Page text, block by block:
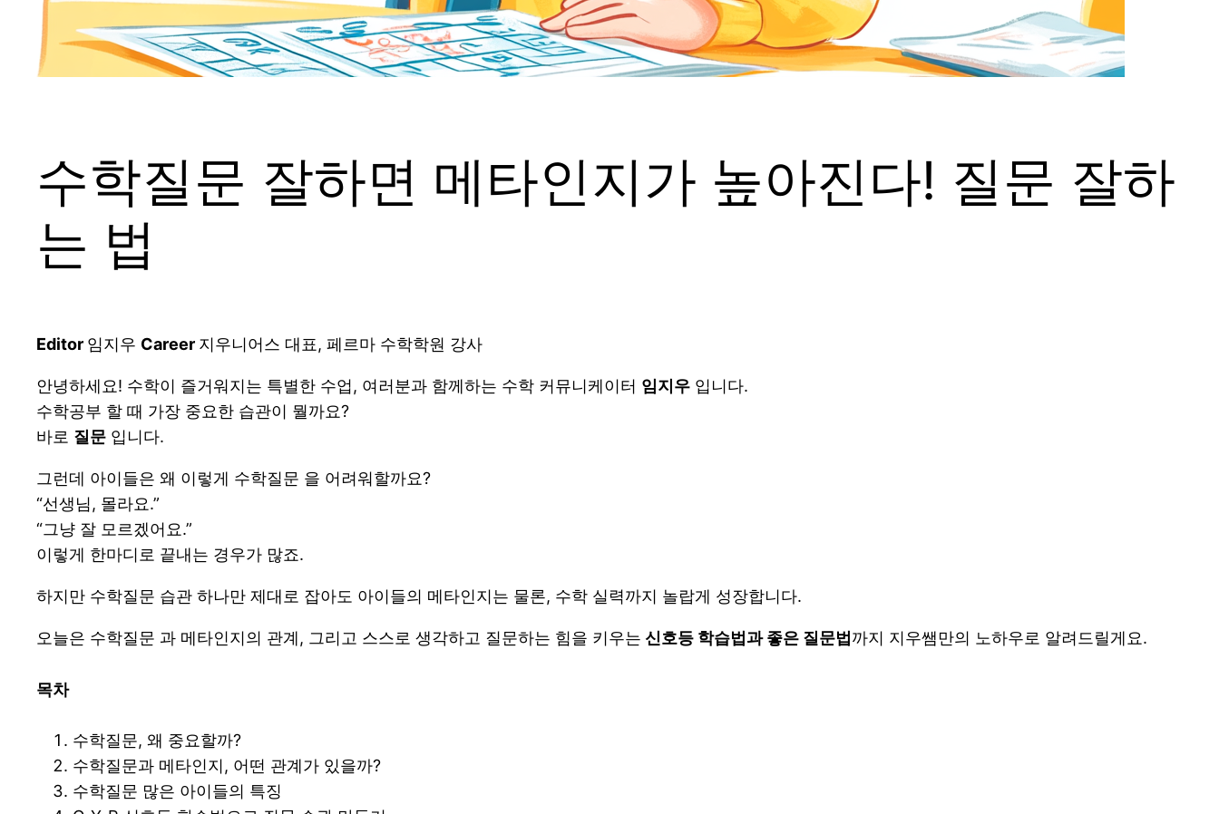
수학질문 잘하면 메타인지가 높아진다! 질문 잘하
는 법
Editor 임지우 Career 지우니어스 대표, 페르마 수학학원 강사
안녕하세요! 수학이 즐거워지는 특별한 수업, 여러분과 함께하는 수학 커뮤니케이터 임지우 입니다.
수학공부 할 때 가장 중요한 습관이 뭘까요?
바로 질문 입니다.
그런데 아이들은 왜 이렇게 수학질문 을 어려워할까요?
“선생님, 몰라요.”
“그냥 잘 모르겠어요.”
이렇게 한마디로 끝내는 경우가 많죠.
하지만 수학질문 습관 하나만 제대로 잡아도 아이들의 메타인지는 물론, 수학 실력까지 놀랍게 성장합니다.
오늘은 수학질문 과 메타인지의 관계, 그리고 스스로 생각하고 질문하는 힘을 키우는 신호등 학습법과 좋은 질문법 까지 지우쌤만의 노하우로 알려드릴게요.
목차
수학질문, 왜 중요할까?
수학질문과 메타인지, 어떤 관계가 있을까?
수학질문 많은 아이들의 특징